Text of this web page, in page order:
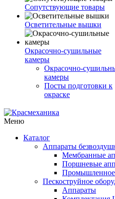
Сопутствующие товары
Осветительные вышки
Окрасочно-сушильные
камеры
Окрасочно-
камеры
Посты подготовки к
окраске
Меню
Каталог
Аппараты
Мембранные
Поршневые
Промышленное
Пескоструйное
Аппараты